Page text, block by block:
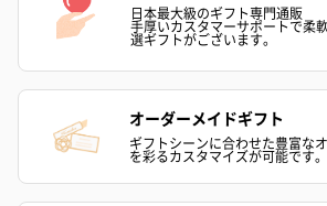
日本最大級のギフト専門通販
手厚いカスタマーサポートで柔
選ギフトがございます。
オーダーメイドギフト
ギフトシーンに合わせた豊富な
を彩るカスタマイズが可能です。